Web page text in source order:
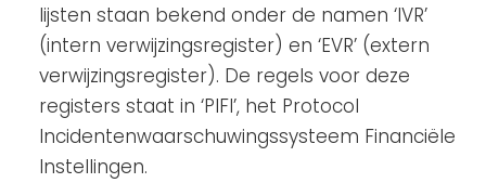
lijsten staan bekend onder de namen ‘IVR’
(intern verwijzingsregister) en ‘EVR’ (extern
verwijzingsregister). De regels voor deze
registers staat in ‘PIFI’, het Protocol
Incidentenwaarschuwingssysteem Financiële
Instellingen.